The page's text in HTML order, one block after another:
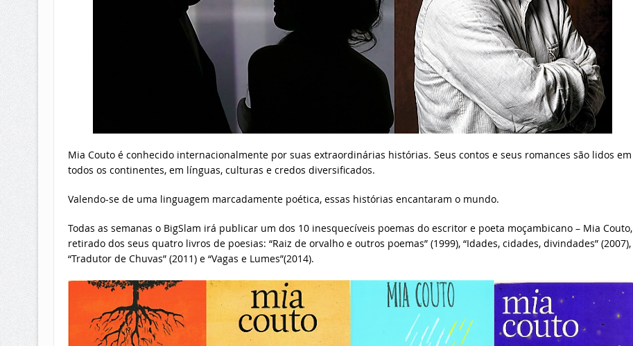
Mia Couto é conhecido internacionalmente por suas extraordinárias histórias. Seus contos e seus romances são lidos em
todos os continentes, em línguas, culturas e credos diversificados.
Valendo-se de uma linguagem marcadamente poética, essas histórias encantaram o mundo.
Todas as semanas o BigSlam irá publicar um dos 10 inesquecíveis poemas do escritor e poeta moçambicano – Mia Couto,
retirado dos seus quatro livros de poesias: “Raiz de orvalho e outros poemas” (1999), “Idades, cidades, divindades” (2007),
“Tradutor de Chuvas” (2011) e “Vagas e Lumes”(2014).